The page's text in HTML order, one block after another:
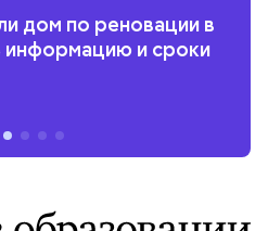
дом по реновации в
информацию и сроки